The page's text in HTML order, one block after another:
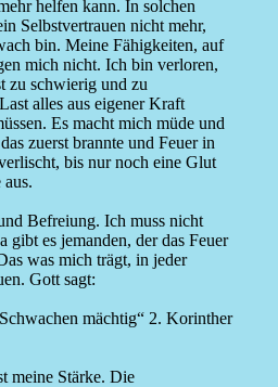
helfen kann. In solchen
Selbstvertrauen nicht mehr,
bin. Meine Fähigkeiten, auf
mich nicht. Ich bin verloren,
zu schwierig und zu
alles aus eigener Kraft
Es macht mich müde und
zuerst brannte und Feuer in
bis nur noch eine Glut
Befreiung. Ich muss nicht
gibt es jemanden, der das Feuer
was mich trägt, in jeder
Gott sagt:
mächtig“ 2. Korinther
meine Stärke. Die